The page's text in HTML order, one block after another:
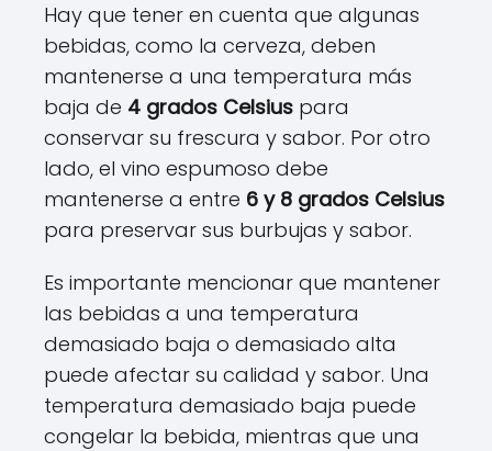
Hay que tener en cuenta que algunas
bebidas, como la cerveza, deben
mantenerse a una temperatura más
baja de 4 grados Celsius para
conservar su frescura y sabor. Por otro
lado, el vino espumoso debe
mantenerse a entre 6 y 8 grados Celsius
para preservar sus burbujas y sabor.
Es importante mencionar que mantener
las bebidas a una temperatura
demasiado baja o demasiado alta
puede afectar su calidad y sabor. Una
temperatura demasiado baja puede
congelar la bebida, mientras que una